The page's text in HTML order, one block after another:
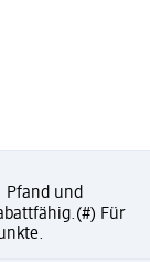
Pfand und
(#) Für